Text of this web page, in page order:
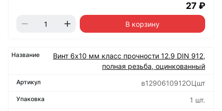
27 ₽
В корзину
Винт 6х10 мм класс прочности 12.9 DIN 912,
полная резьба, оцинкованный
в1290610912ОЦшт
1 шт.